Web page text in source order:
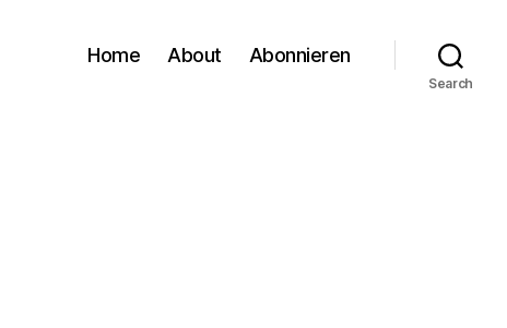
Home About Abonnieren
Search